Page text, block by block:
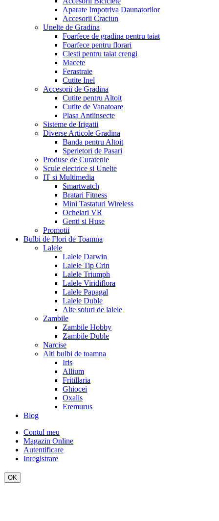
Aparate Impotriva Daunatorilor
Accesorii Craciun
Unelte de Gradina
Foarfece de gradina pentru taiat
Foarfece pentru florari
Clesti pentru taiat crengi
Macete
Ferastraie
Cutite Inel
Accesorii de Gradina
Cutite pentru Altoit
Cutite de Vanatoare
Plasa Antiinsecte
Sisteme de Irigatii
Diverse Articole Gradina
Banda pentru Altoit
Sperietori de Pasari
Produse de Curatenie
Scule electrice si Unelte
IT si Multimedia
Smartwatch
Bratari Fitness
Mini Tastaturi Wireless
Ochelari VR
Genti si Huse
Promotii
Bulbi de Flori de Toamna
Lalele
Lalele Darwin
Lalele Tip Crin
Lalele Triumph
Lalele Viridiflora
Lalele Papagal
Lalele Duble
Alte soiuri de lalele
Zambile
Zambile Hobby
Zambile Duble
Narcise
Alti bulbi de toamna
Iris
Allium
Fritillaria
Ghiocei
Oxalis
Eremurus
Blog
Contul meu
Magazin Online
Autentificare
Inregistrare
OK